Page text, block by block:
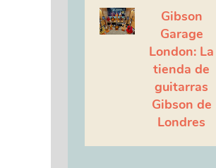
Gibson
Garage
London: La
tienda de
guitarras
Gibson de
Londres